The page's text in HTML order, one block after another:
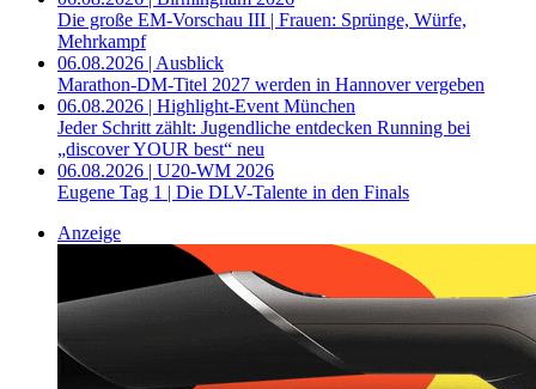
Die große EM-Vorschau III | Frauen: Sprünge, Würfe,
Mehrkampf
06.08.2026 | Ausblick
Marathon-DM-Titel 2027 werden in Hannover vergeben
06.08.2026 | Highlight-Event München
Jeder Schritt zählt: Jugendliche entdecken Running bei
„discover YOUR best“ neu
06.08.2026 | U20-WM 2026
Eugene Tag 1 | Die DLV-Talente in den Finals
Anzeige